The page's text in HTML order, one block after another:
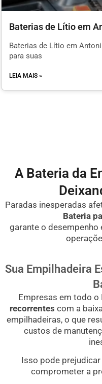
Baterias de Lítio em
Baterias de Lítio em
para suas
LEIA MAIS »
A Bateria da
Paradas inesperadas
Bateria
garante o desempenho
Sua Empilhadeira
Empresas em todo o
recorrentes com a
empilhadeiras, o que
custos de
Isso pode
comprometer a